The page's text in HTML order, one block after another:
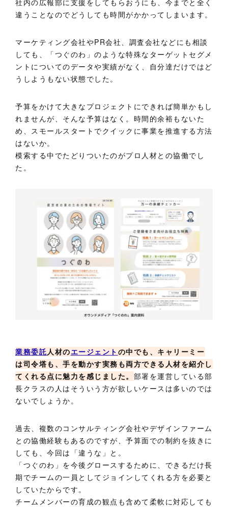
社内の広報部に支援をしてもらおうにも、今までと全く
違うことなのでどうしても時間がかかってしまいます。
マーケティング会社やPR会社、調査会社などにも相談
しても、「つぐのわ」のような特殊なターゲットセグメ
ントについてのデータや実績がなく、自分達だけではど
うしようもない状態でした。
予算をかけて大きなプロジェクトにできれば簡単かもし
れませんが、そんな予算はなく。時間的余裕もないた
め、スモールスタートでクイックに事業を推進する方法
はないか。
模索する中でたどりついたのがプロ人材との協働でし
た。
業務委託 人材のエージェント の中でも、キャリーミー
は司令塔も、手を動かす実務も両方できる人材を紹介し
てくれる点に魅力を感じました。 部署を運営している部
長クラスの人はそういう方が欲しいケースは多いのでは
ないでしょうか。
過去、複数のコンサルティング会社やデザインファーム
との協働経験もあるのですが、予算面での制約を抜きに
しても、今回は「違うな」と。
「つぐのわ」を今後グロースするために、できるだけ長
期でチームの一員としてジョインしてくれる方を必要と
していたからです。
チームメンバーの育成の観点も含めて柔軟に対応しても